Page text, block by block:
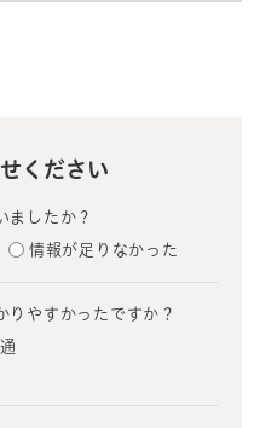
ください
ましたか？
情報が足りなかった
りやすかったですか？